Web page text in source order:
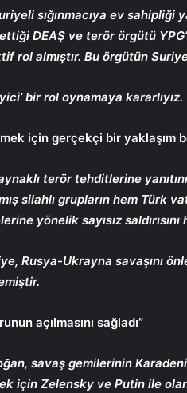
sığınmacıya ev
DEAŞ ve terör örgütü
rol almıştır. Bu örgütün
bir rol oynamaya kararlıyız.
için gerçekçi bir yaklaşım
terör tehditlerine
silahlı grupların hem Türk
yönelik sayısız
Rusya-Ukrayna savaşını
açılmasını sağladı”
savaş gemilerinin
için Zelensky ve Putin ile